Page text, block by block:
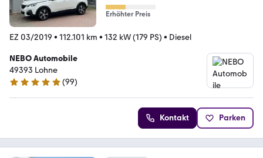
Erhöhter Preis
EZ 03/2019 • 112.101 km • 132 kW (179 PS) • Diesel
NEBO Automobile
49393 Lohne
4.9 Sterne
(99)
Kontakt Parken